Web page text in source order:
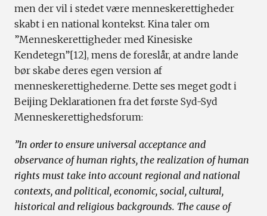
men der vil i stedet være menneskerettigheder
skabt i en national kontekst. Kina taler om
”Menneskerettigheder med Kinesiske
Kendetegn”[12], mens de foreslår, at andre lande
bør skabe deres egen version af
menneskerettighederne. Dette ses meget godt i
Beijing Deklarationen fra det første Syd-Syd
Menneskerettighedsforum:
”In order to ensure universal acceptance and
observance of human rights, the realization of human
rights must take into account regional and national
contexts, and political, economic, social, cultural,
historical and religious backgrounds. The cause of